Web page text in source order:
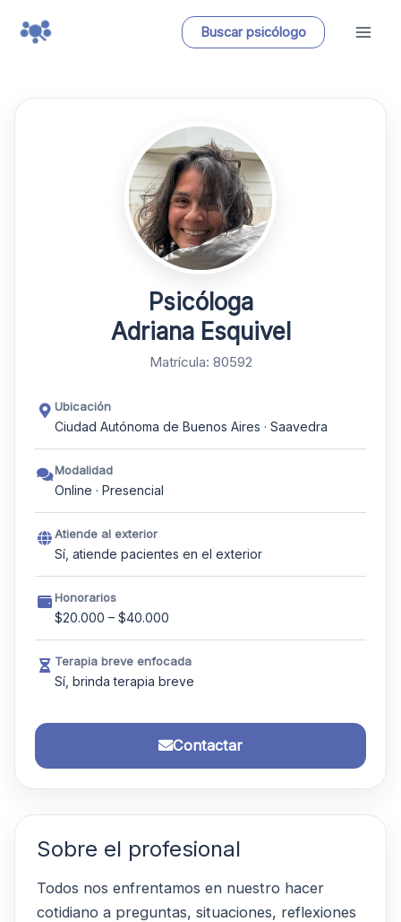
Buscar psicólogo
Psicóloga
Adriana Esquivel
Matrícula: 80592
Ubicación
Ciudad Autónoma de Buenos Aires · Saavedra
Modalidad
Online · Presencial
Atiende al exterior
Sí, atiende pacientes en el exterior
Honorarios
$20.000 – $40.000
Terapia breve enfocada
Sí, brinda terapia breve
Contactar
Sobre el profesional
Todos nos enfrentamos en nuestro hacer
cotidiano a preguntas, situaciones, reflexiones